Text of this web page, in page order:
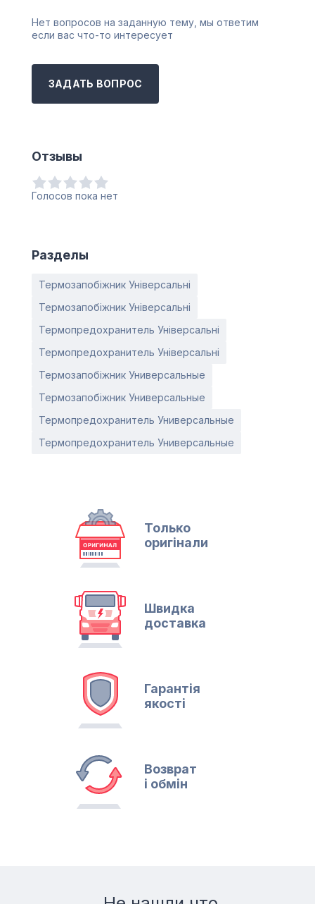
Нет вопросов на заданную тему, мы ответим
если вас что-то интересует
ЗАДАТЬ ВОПРОС
Отзывы
Голосов пока нет
Разделы
Термозапобіжник Універсальні
Термозапобіжник Універсальні
Термопредохранитель Універсальні
Термопредохранитель Універсальні
Термозапобіжник Универсальные
Термозапобіжник Универсальные
Термопредохранитель Универсальные
Термопредохранитель Универсальные
Только
оригінали
Швидка
доставка
Гарантія
якості
Возврат
і обмін